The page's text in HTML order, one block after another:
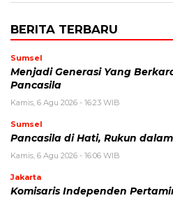
BERITA TERBARU
Sumsel
Menjadi Generasi Yang
Pancasila
Kamis, 6 Agu 2026 - 16:23 WIB
Sumsel
Pancasila di Hati, Rukun
Kamis, 6 Agu 2026 - 16:06 WIB
Jakarta
Komisaris Independen